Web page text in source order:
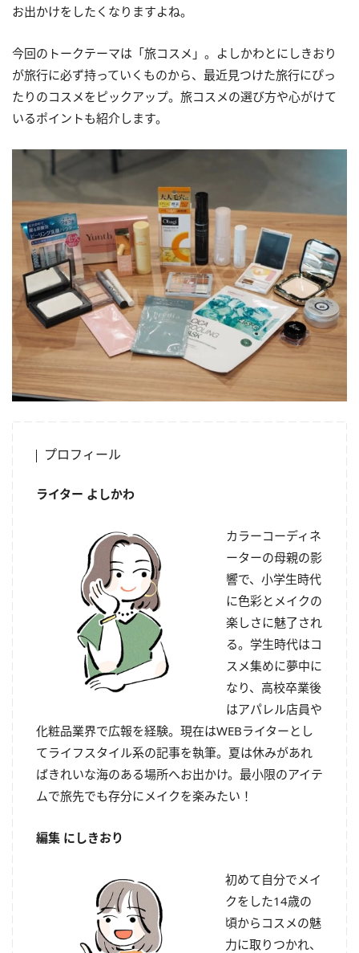
お出かけをしたくなりますよね。
今回のトークテーマは「旅コスメ」。よしかわとにしきおり
が旅行に必ず持っていくものから、最近見つけた旅行にぴっ
たりのコスメをピックアップ。旅コスメの選び方や心がけて
いるポイントも紹介します。
プロフィール
ライター よしかわ
カラーコーディネ
ーターの母親の影
響で、小学生時代
に色彩とメイクの
楽しさに魅了され
る。学生時代はコ
スメ集めに夢中に
なり、高校卒業後
はアパレル店員や
化粧品業界で広報を経験。現在はWEBライターとし
てライフスタイル系の記事を執筆。夏は休みがあれ
ばきれいな海のある場所へお出かけ。最小限のアイテ
ムで旅先でも存分にメイクを楽みたい！
編集 にしきおり
初めて自分でメイ
クをした14歳の
頃からコスメの魅
力に取りつかれ、